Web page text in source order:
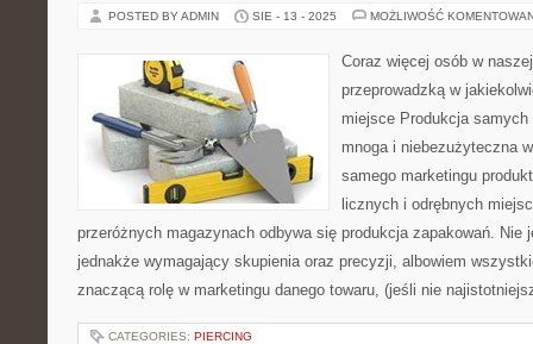
POSTED BY ADMIN SIE - 13 - 2025 MOŻLIWOŚĆ
Coraz więcej osób w
przeprowadzką w
miejsce Produkcja samych
mnoga i niebezużyteczna
samego marketingu
licznych i odrębnych
przeróżnych magazynach odbywa się produkcja zapakowań. Nie
jednakże wymagający skupienia oraz precyzji, albowiem
znaczącą rolę w marketingu danego towaru, (jeśli nie
CATEGORIES: PIERCING